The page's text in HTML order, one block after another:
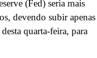
(Fed) seria mais
devendo subir apenas
quarta-feira, para